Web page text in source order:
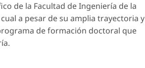
de la Facultad de Ingeniería de la
a pesar de su amplia trayectoria y
de formación doctoral que